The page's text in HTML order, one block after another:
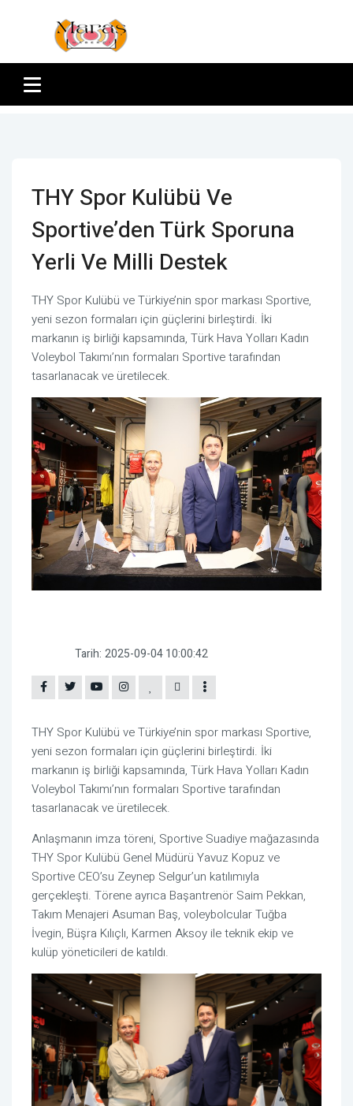
THY Spor Kulübü Ve
Sportive’den Türk Sporuna
Yerli Ve Milli Destek
THY Spor Kulübü ve Türkiye’nin spor markası Sportive,
yeni sezon formaları için güçlerini birleştirdi. İki
markanın iş birliği kapsamında, Türk Hava Yolları Kadın
Voleybol Takımı’nın formaları Sportive tarafından
tasarlanacak ve üretilecek.
Tarih: 2025-09-04 10:00:42
THY Spor Kulübü ve Türkiye’nin spor markası Sportive,
yeni sezon formaları için güçlerini birleştirdi. İki
markanın iş birliği kapsamında, Türk Hava Yolları Kadın
Voleybol Takımı’nın formaları Sportive tarafından
tasarlanacak ve üretilecek.
Anlaşmanın imza töreni, Sportive Suadiye mağazasında
THY Spor Kulübü Genel Müdürü Yavuz Kopuz ve
Sportive CEO’su Zeynep Selgur’un katılımıyla
gerçekleşti. Törene ayrıca Başantrenör Saim Pekkan,
Takım Menajeri Asuman Baş, voleybolcular Tuğba
İvegin, Büşra Kılıçlı, Karmen Aksoy ile teknik ekip ve
kulüp yöneticileri de katıldı.